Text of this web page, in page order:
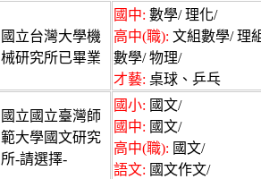
國立台灣大學機
械研究所已畢業
國中: 數學/ 理化/
高中(職): 文組數學/ 理
數學/ 物理/
才藝: 桌球、乒乓
國立國立臺灣師
範大學國文研究
所-請選擇-
國小: 國文/
國中: 國文/
高中(職): 國文/
語文: 國文作文/